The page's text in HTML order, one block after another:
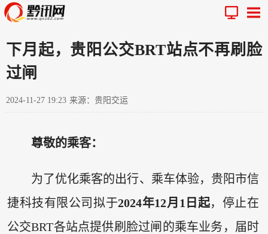
下月起，贵阳公交BRT站点不再刷脸
过闸
2024-11-27 19:23 来源：贵阳交运
尊敬的乘客：
为了优化乘客的出行、乘车体验，贵阳市信
捷科技有限公司拟于2024年12月1日起，停止在
公交BRT各站点提供刷脸过闸的乘车业务，届时